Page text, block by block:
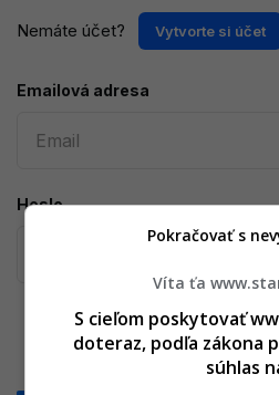
Nemáte účet? Vytvorte si účet
Emailová adresa
Heslo
Víta ťa
S cieľom poskytovať
doteraz, podľa zákona
súhlas
Pokračovať s